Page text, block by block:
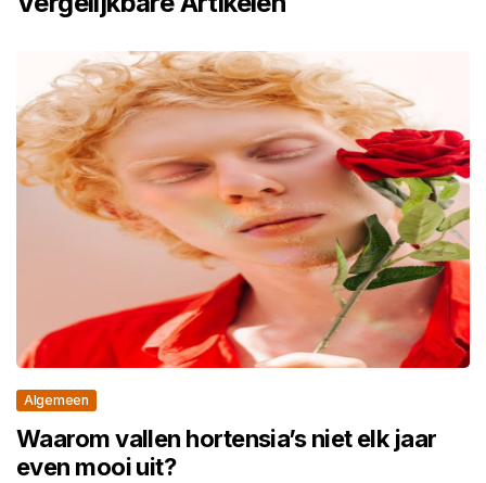
Algemeen
Waarom vallen hortensia’s niet elk jaar
even mooi uit?